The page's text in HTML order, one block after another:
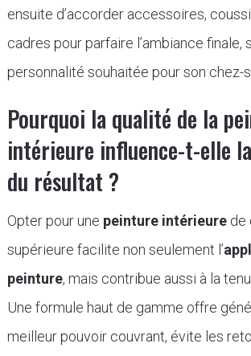
ensuite d’accorder accessoires,
cadres pour parfaire l’ambiance finale,
personnalité souhaitée pour son chez-
Pourquoi la qualité de la
intérieure influence-t-elle
du résultat ?
Opter pour une peinture intérieurede
supérieure facilite non seulement l’
peinture, mais contribue aussi à la
Une formule haut de gamme offre
meilleur pouvoir couvrant, évite les